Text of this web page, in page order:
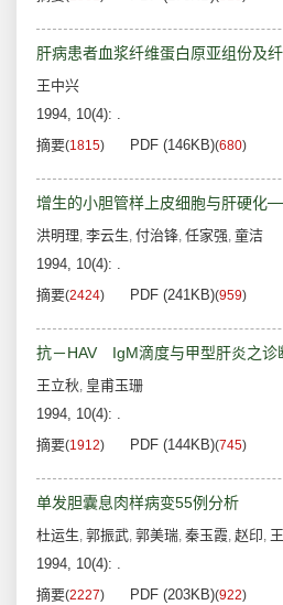
肝病患者血浆纤维蛋白原亚组份及
王中兴
1994, 10(4): .
摘要(1815) PDF (146KB)(680)
增生的小胆管样上皮细胞与肝硬化
洪明理, 李云生, 付治锋, 任家强, 童洁
1994, 10(4): .
摘要(2424) PDF (241KB)(959)
抗－HAV IgM滴度与甲型肝炎之诊
王立秋, 皇甫玉珊
1994, 10(4): .
摘要(1912) PDF (144KB)(745)
单发胆囊息肉样病变55例分析
杜运生, 郭振武, 郭美瑞, 秦玉霞, 赵印,
1994, 10(4): .
摘要(2227) PDF (203KB)(922)